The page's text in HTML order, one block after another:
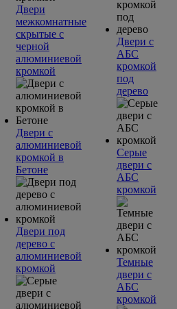
Двери
межкомнатные
скрытые с
черной
алюминиевой
кромкой
Двери с
алюминиевой
кромкой в
Бетоне
Двери под
дерево с
алюминиевой
кромкой
Двери с
АБС
кромкой
под
дерево
Серые
двери с
АБС
кромкой
Темные
двери с
АБС
кромкой